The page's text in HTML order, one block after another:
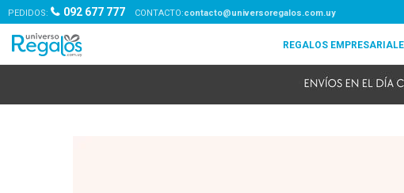
PEDIDOS: 092 677 777 contacto@universoregalos.com.uy